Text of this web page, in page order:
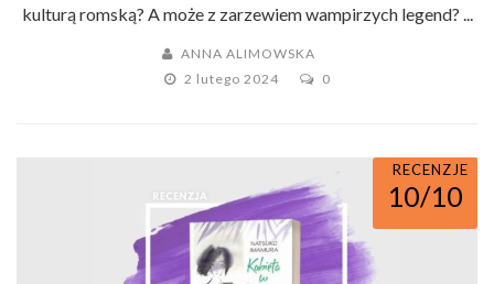
kulturą romską? A może z zarzewiem wampirzych legend? ...
ANNA ALIMOWSKA
2 lutego 2024
0
RECENZJE
10/10